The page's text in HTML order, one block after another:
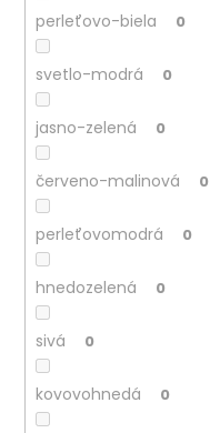
perleťovo-biela 0
svetlo-modrá 0
jasno-zelená 0
červeno-malinová 0
perleťovomodrá 0
hnedozelená 0
sivá 0
kovovohnedá 0